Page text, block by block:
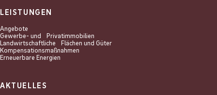
LEISTUNGEN
Angebote
Gewerbe- und Privat­immobilien
Landwirtschaftliche Flächen und Güter
Kompensations­maßnahmen
Erneuerbare Energien
AKTUELLES